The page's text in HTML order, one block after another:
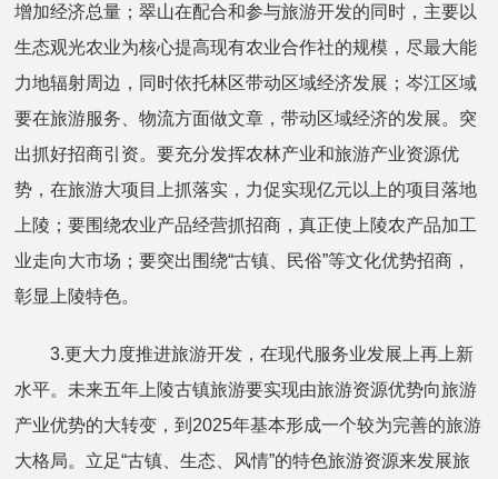
增加经济总量；翠山在配合和参与旅游开发的同时，主要以
生态观光农业为核心提高现有农业合作社的规模，尽最大能
力地辐射周边，同时依托林区带动区域经济发展；岑江区域
要在旅游服务、物流方面做文章，带动区域经济的发展。突
出抓好招商引资。要充分发挥农林产业和旅游产业资源优
势，在旅游大项目上抓落实，力促实现亿元以上的项目落地
上陵；要围绕农业产品经营抓招商，真正使上陵农产品加工
业走向大市场；要突出围绕“古镇、民俗”等文化优势招商，
彰显上陵特色。
3.更大力度推进旅游开发，在现代服务业发展上再上新
水平。未来五年上陵古镇旅游要实现由旅游资源优势向旅游
产业优势的大转变，到2025年基本形成一个较为完善的旅游
大格局。立足“古镇、生态、风情”的特色旅游资源来发展旅